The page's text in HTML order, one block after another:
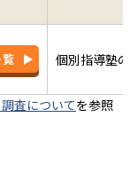
個別指導塾の
査についてを参照